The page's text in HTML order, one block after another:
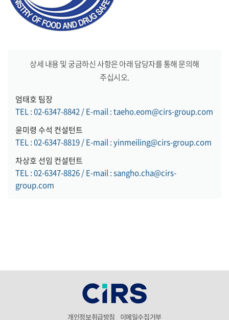
상세 내용 및 궁금하신 사항은 아래 담당자를 통해 문의해
주십시오.
엄태호 팀장
TEL : 02-6347-8842 / E-mail : taeho.eom@cirs-group.com
윤미령 수석 컨설턴트
TEL : 02-6347-8819 / E-mail : yinmeiling@cirs-group.com
차상호 선임 컨설턴트
TEL : 02-6347-8826 / E-mail : sangho.cha@cirs-
group.com
개인정보취급방침 이메일수집거부